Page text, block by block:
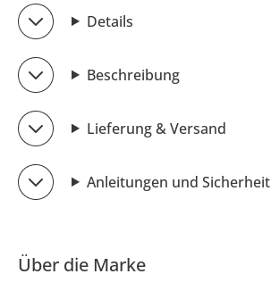
Details
Beschreibung
Lieferung & Versand
Anleitungen und Sicherheit
Über die Marke